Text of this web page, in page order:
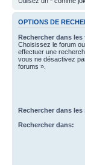
OPTIONS DE
Rechercher dans les
Choisissez le forum
effectuer une
vous ne désactivez
forums ».
Rechercher dans
Rechercher dans: